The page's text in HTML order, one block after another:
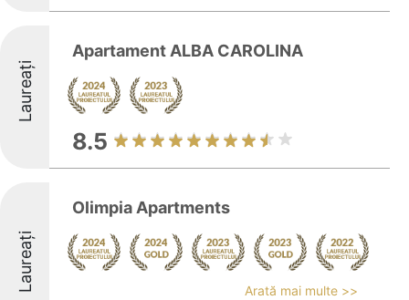
Laureați
Apartament ALBA CAROLINA
8.5
Laureați
Olimpia Apartments
Arată mai multe >>